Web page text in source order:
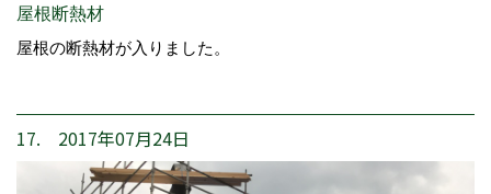
屋根断熱材
屋根の断熱材が入りました。
17. 2017年07月24日